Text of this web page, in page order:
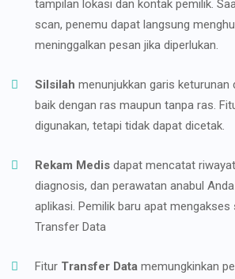
tampilan lokasi dan kontak pemilik.
scan, penemu dapat langsung
meninggalkan pesan jika diperlukan.
Silsilah menunjukkan garis keturunan
baik dengan ras maupun tanpa ras.
digunakan, tetapi tidak dapat dicetak.
Rekam Medis dapat mencatat
diagnosis, dan perawatan anabul
aplikasi. Pemilik baru apat
Transfer Data
Fitur Transfer Data memungkinkan